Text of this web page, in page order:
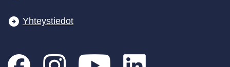
Yhteystiedot